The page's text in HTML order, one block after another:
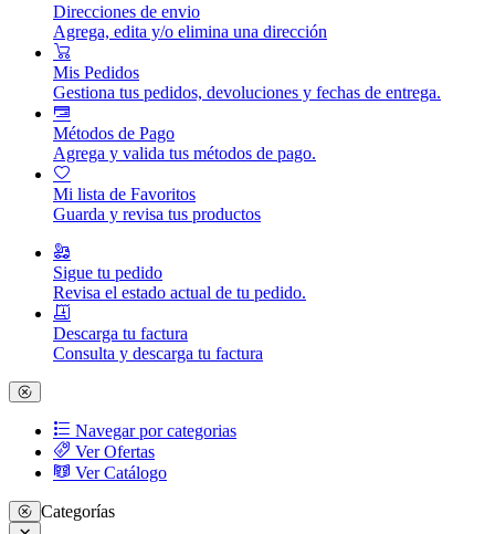
Direcciones de envio
Agrega, edita y/o elimina una dirección
Mis Pedidos
Gestiona tus pedidos, devoluciones y fechas de entrega.
Métodos de Pago
Agrega y valida tus métodos de pago.
Mi lista de Favoritos
Guarda y revisa tus productos
Sigue tu pedido
Revisa el estado actual de tu pedido.
Descarga tu factura
Consulta y descarga tu factura
Navegar por categorias
Ver Ofertas
Ver Catálogo
Categorías